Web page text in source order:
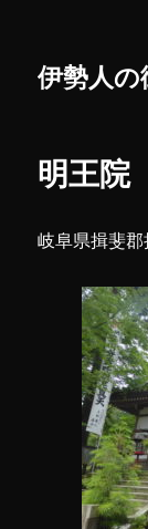
伊勢人の
明王
岐阜県揖斐